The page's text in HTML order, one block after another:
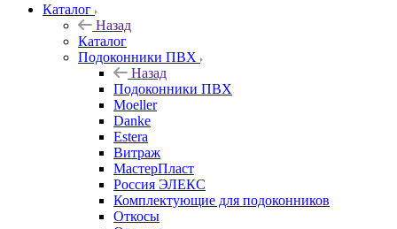
Каталог
Назад
Каталог
Подоконники ПВХ
Назад
Подоконники ПВХ
Moeller
Danke
Estera
Витраж
МастерПласт
Россия ЭЛЕКС
Комплектующие для подоконников
Откосы